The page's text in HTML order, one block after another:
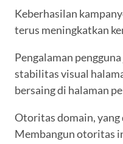
Keberhasilan
terus meningkatkan
Pengalaman
stabilitas visual
bersaing di halaman
Otoritas domain,
Membangun otoritas